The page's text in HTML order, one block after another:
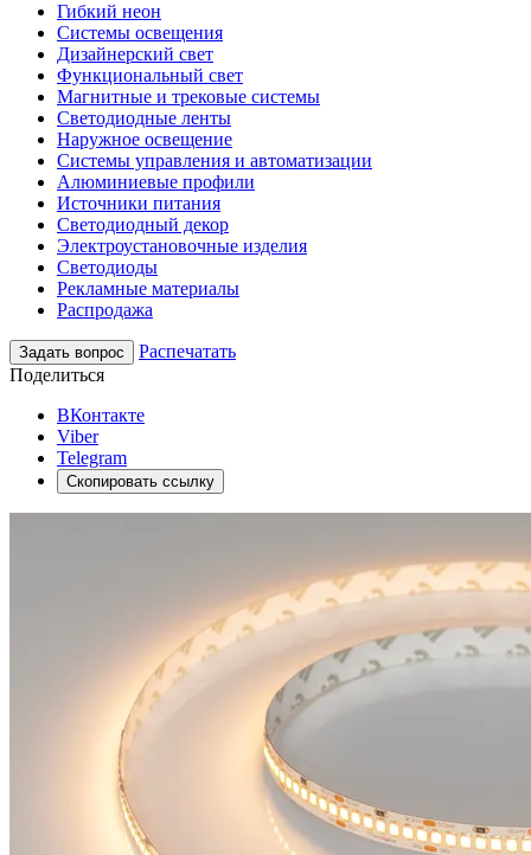
Гибкий неон
Системы освещения
Дизайнерский свет
Функциональный свет
Магнитные и трековые системы
Светодиодные ленты
Наружное освещение
Системы управления и автоматизации
Алюминиевые профили
Источники питания
Светодиодный декор
Электроустановочные изделия
Светодиоды
Рекламные материалы
Распродажа
Задать вопрос
Распечатать
Поделиться
ВКонтакте
Viber
Telegram
Скопировать ссылку